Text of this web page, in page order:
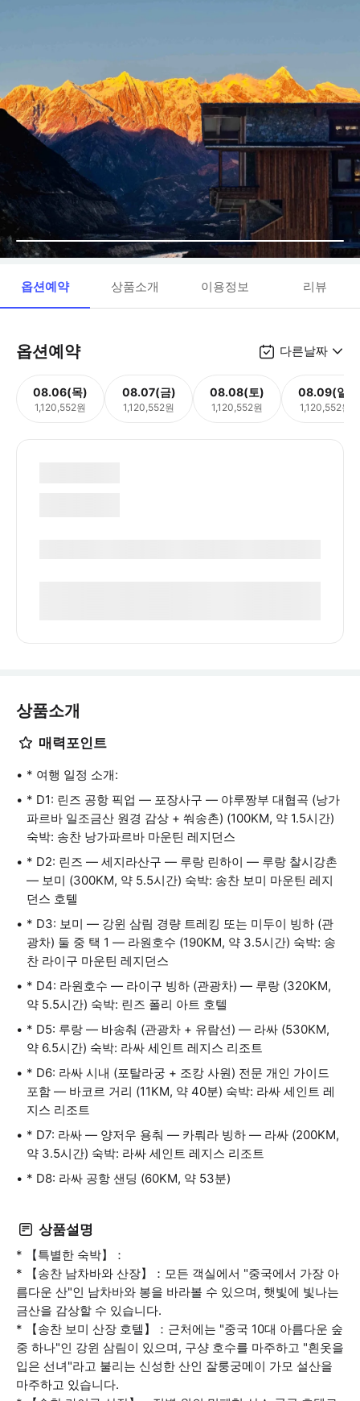
옵션예약 상품소개 이용정보 리뷰
옵션예약 다른날짜
08.06(목)
1,120,552원
08.07(금)
1,120,552원
08.08(토)
1,120,552원
08.09(일)
1,120,552원
상품소개
매력포인트
* 여행 일정 소개:
* D1: 린즈 공항 픽업 — 포장사구 — 야루짱부 대협곡 (낭가
파르바 일조금산 원경 감상 + 쒀송촌) (100KM, 약 1.5시간)
숙박: 송찬 낭가파르바 마운틴 레지던스
* D2: 린즈 — 세지라산구 — 루랑 린하이 — 루랑 찰시강촌
— 보미 (300KM, 약 5.5시간) 숙박: 송찬 보미 마운틴 레지
던스 호텔
* D3: 보미 — 강윈 삼림 경량 트레킹 또는 미두이 빙하 (관
광차) 둘 중 택 1 — 라원호수 (190KM, 약 3.5시간) 숙박: 송
찬 라이구 마운틴 레지던스
* D4: 라원호수 — 라이구 빙하 (관광차) — 루랑 (320KM,
약 5.5시간) 숙박: 린즈 폴리 아트 호텔
* D5: 루랑 — 바송춰 (관광차 + 유람선) — 라싸 (530KM,
약 6.5시간) 숙박: 라싸 세인트 레지스 리조트
* D6: 라싸 시내 (포탈라궁 + 조캉 사원) 전문 개인 가이드
포함 — 바코르 거리 (11KM, 약 40분) 숙박: 라싸 세인트 레
지스 리조트
* D7: 라싸 — 양저우 용춰 — 카뤄라 빙하 — 라싸 (200KM,
약 3.5시간) 숙박: 라싸 세인트 레지스 리조트
* D8: 라싸 공항 샌딩 (60KM, 약 53분)
상품설명
* 【특별한 숙박】：
* 【송찬 남차바와 산장】：모든 객실에서 "중국에서 가장 아
름다운 산"인 남차바와 봉을 바라볼 수 있으며, 햇빛에 빛나는
금산을 감상할 수 있습니다.
* 【송찬 보미 산장 호텔】：근처에는 "중국 10대 아름다운 숲
중 하나"인 강윈 삼림이 있으며, 구샹 호수를 마주하고 "흰옷을
입은 선녀"라고 불리는 신성한 산인 잘룽궁메이 가모 설산을
마주하고 있습니다.